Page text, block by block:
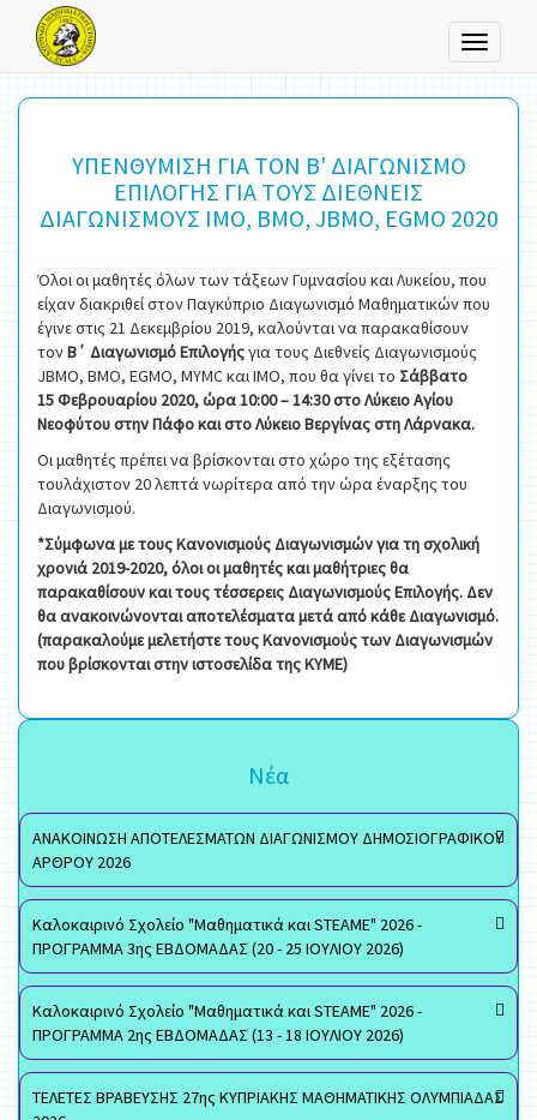
Toggle
ΥΠΕΝΘΥΜΙΣΗ ΓΙΑ ΤΟΝ Β' ΔΙΑΓΩΝΙΣΜΟ
ΕΠΙΛΟΓΗΣ ΓΙΑ ΤΟΥΣ ΔΙΕΘΝΕΙΣ
ΔΙΑΓΩΝΙΣΜΟΥΣ ΙΜΟ, ΒΜΟ, JBMO, EGMO 2020
Όλοι οι μαθητές όλων των τάξεων Γυμνασίου και Λυκείου, που
είχαν διακριθεί στον Παγκύπριο Διαγωνισμό Μαθηματικών που
έγινε στις 21 Δεκεμβρίου 2019, καλούνται να παρακαθίσουν
τονΒ΄ Διαγωνισμό Επιλογήςγια τους Διεθνείς Διαγωνισμούς
JBMO, BMO, EGMO, MYMC και IMO, που θα γίνει το Σάββατο
15 Φεβρουαρίου 2020, ώρα 10:00 – 14:30 στο Λύκειο Αγίου
Νεοφύτου στην Πάφο και στο Λύκειο Βεργίνας στη Λάρνακα.
Οι μαθητές πρέπει να βρίσκονται στο χώρο της εξέτασης
τουλάχιστον 20 λεπτά νωρίτερα από την ώρα έναρξης του
Διαγωνισμού.
*Σύμφωνα με τους Κανονισμούς Διαγωνισμών για τη σχολική
χρονιά 2019-2020, όλοι οι μαθητές και μαθήτριες θα
παρακαθίσουν και τους τέσσερεις Διαγωνισμούς Επιλογής. Δεν
θα ανακοινώνονται αποτελέσματα μετά από κάθε Διαγωνισμό.
(παρακαλούμε μελετήστε τους Κανονισμούς των Διαγωνισμών
που βρίσκονται στην ιστοσελίδα της ΚΥΜΕ)
Νέα
ΑΝΑΚΟΙΝΩΣΗ ΑΠΟΤΕΛΕΣΜΑΤΩΝ ΔΙΑΓΩΝΙΣΜΟΥ ΔΗΜΟΣΙΟΓΡΑΦΙΚΟΥ
ΑΡΘΡΟΥ 2026
Καλοκαιρινό Σχολείο "Μαθηματικά και STEAME" 2026 -
ΠΡΟΓΡΑΜΜΑ 3ης ΕΒΔΟΜΑΔΑΣ (20 - 25 ΙΟΥΛΙΟΥ 2026)
Καλοκαιρινό Σχολείο "Μαθηματικά και STEAME" 2026 -
ΠΡΟΓΡΑΜΜΑ 2ης ΕΒΔΟΜΑΔΑΣ (13 - 18 ΙΟΥΛΙΟΥ 2026)
ΤΕΛΕΤΕΣ ΒΡΑΒΕΥΣΗΣ 27ης ΚΥΠΡΙΑΚΗΣ ΜΑΘΗΜΑΤΙΚΗΣ ΟΛΥΜΠΙΑΔΑΣ